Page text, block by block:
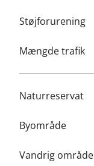
Støjforurening
Mængde trafik
Naturreservat
Byområde
Vandrig område